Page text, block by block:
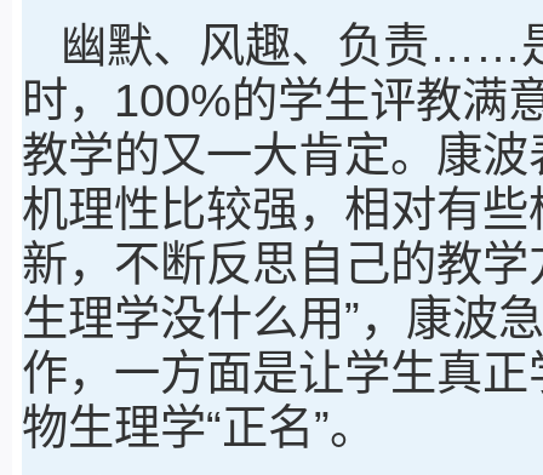
幽默、风趣、负责……
时，100%的学生评教满
教学的又一大肯定。康
机理性比较强，相对有
新，不断反思自己的教
生理学没什么用”，康波
作，一方面是让学生真
物生理学“正名”。